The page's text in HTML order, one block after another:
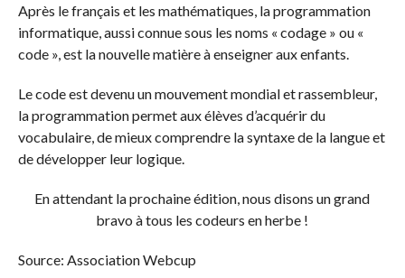
Après le français et les mathématiques, la programmation
informatique, aussi connue sous les noms « codage » ou «
code », est la nouvelle matière à enseigner aux enfants.
Le code est devenu un mouvement mondial et rassembleur,
la programmation permet aux élèves d’acquérir du
vocabulaire, de mieux comprendre la syntaxe de la langue et
de développer leur logique.
En attendant la prochaine édition, nous disons un grand
bravo à tous les codeurs en herbe !
Source: Association Webcup